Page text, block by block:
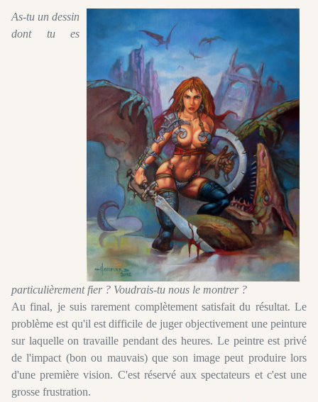
As-tu un dessin
dont tu es
particulièrement fier ? Voudrais-tu nous le montrer ?
Au final, je suis rarement complètement satisfait du résultat. Le
problème est qu'il est difficile de juger objectivement une peinture
sur laquelle on travaille pendant des heures. Le peintre est privé
de l'impact (bon ou mauvais) que son image peut produire lors
d'une première vision. C'est réservé aux spectateurs et c'est une
grosse frustration.